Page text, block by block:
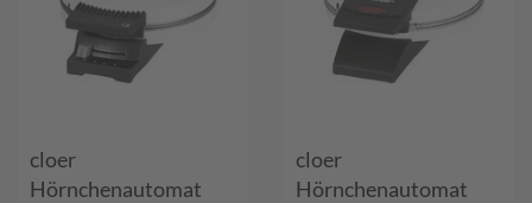
cloer
Hörnchenautomat
cloer
Hörnchenautomat